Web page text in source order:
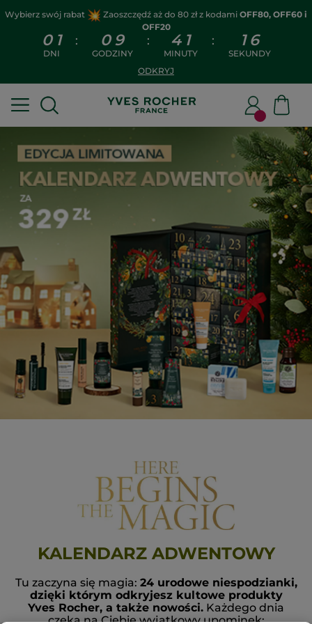
Wybierz swój rabat Zaoszczędź aż do 80 zł z kodami OFF80, OFF60 i
OFF20
0 1
DNI
: 0 9
GODZINY
: 4 1
MINUTY
: 1 5
SEKUNDY
ODKRYJ
KALENDARZ ADWENTOWY
Tu zaczyna się magia: 24 urodowe niespodzianki,
dzięki którym odkryjesz kultowe produkty
Yves Rocher, a także nowości. Każdego dnia
czeka na Ciebie wyjątkowy upominek: